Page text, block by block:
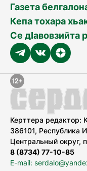
Газета
Кепа тохара
Се дӀавовзийта
Керттера редактор:
386101, Республика
Центральный округ,
8 (8734) 77-10-85
E-mail: